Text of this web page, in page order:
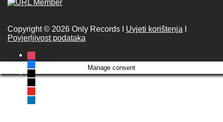
Copyright © 2026 Only Records I Uvjeti korištenja
Povjerljivost podataka
instagram
facebook
x
tiktok
youtube
linkedin
Manage consent